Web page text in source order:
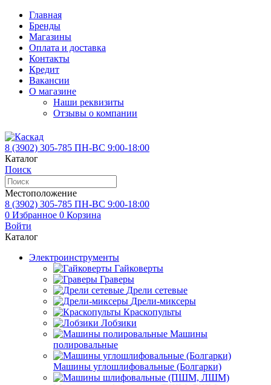
Главная
Бренды
Магазины
Оплата и доставка
Контакты
Кредит
Вакансии
О магазине
Наши реквизиты
Отзывы о компании
8 (3902) 305-785 ПН-ВС 9:00-18:00
Каталог
Поиск
Местоположение
8 (3902) 305-785 ПН-ВС 9:00-18:00
0 Избранное 0 Корзина
Войти
Каталог
Электроинструменты
Гайковерты
Граверы
Дрели сетевые
Дрели-миксеры
Краскопульты
Лобзики
Машины
полировальные
Машины углошлифовальные (Болгарки)